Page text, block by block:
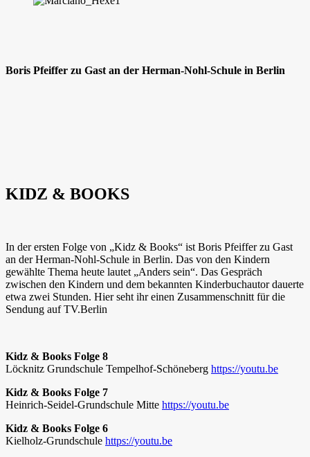
Boris Pfeiffer zu Gast an der Herman-Nohl-Schule in Berlin
KIDZ & BOOKS
In der ersten Folge von „Kidz & Books“ ist Boris Pfeiffer zu Gast
an der Herman-Nohl-Schule in Berlin. Das von den Kindern
gewählte Thema heute lautet „Anders sein“. Das Gespräch
zwischen den Kindern und dem bekannten Kinderbuchautor dauerte
etwa zwei Stunden. Hier seht ihr einen Zusammenschnitt für die
Sendung auf TV.Berlin
Kidz & Books Folge 8
Löcknitz Grundschule Tempelhof-Schöneberg https://youtu.be
Kidz & Books Folge 7
Heinrich-Seidel-Grundschule Mitte https://youtu.be
Kidz & Books Folge 6
Kielholz-Grundschule https://youtu.be